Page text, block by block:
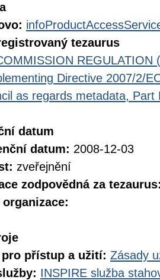
tezaurus
REGULATION
Directive 2007/2/
as regards metadata,
datum
datum: 2008-12-03
zveřejnění
zodpovědná za
organizace:
přístup a užití: Zásady
INSPIRE služba